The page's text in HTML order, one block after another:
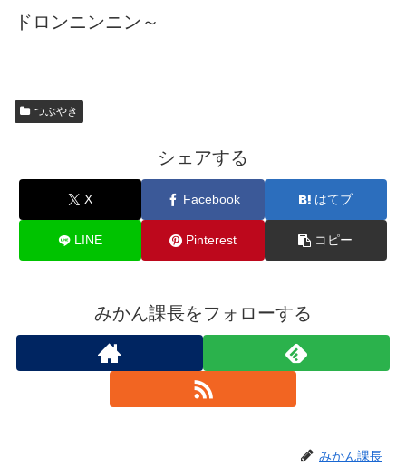
ドロンニンニン～
つぶやき
シェアする
X Facebook はてブ
LINE Pinterest コピー
みかん課長をフォローする
みかん課長